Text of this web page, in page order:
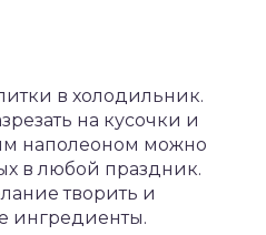
в холодильник.
на кусочки и
наполеоном можно
в любой праздник.
творить и
ингредиенты.